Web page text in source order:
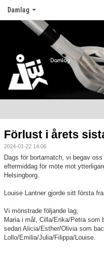
Damlag
Nyheter
Kalender
Matcher
Truppen
Bildgalleri
Förlust i årets
2024-01-22 14:06
Dags för bortamatch, vi begav
eftermiddag för möte mot
Helsingborg.
Louise Lantner gjorde sitt första
Vi mönstrade följande lag;
Maria i mål, Cilla/Erika/Petra som
sedan Alicia/Esther/Olivia som
Lollo/Emilia/Julia/Filippa/Louise.